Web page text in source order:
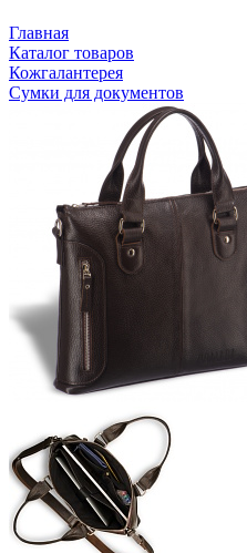
Главная
Каталог товаров
Кожгалантерея
Сумки для документов